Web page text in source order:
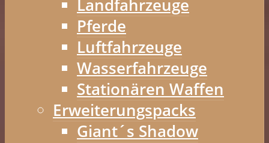
Landfahrzeuge
Pferde
Luftfahrzeuge
Wasserfahrzeuge
Stationären Waffen
Erweiterungspacks
Giant´s Shadow